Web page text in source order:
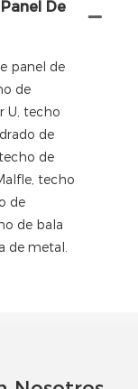
De
panel de
de
U, techo
de
de
techo
de
de bala
de metal.